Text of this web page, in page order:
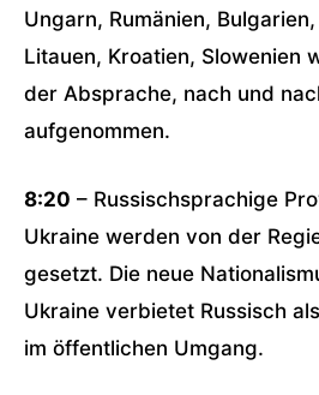
Ungarn, Rumänien,
Litauen, Kroatien, Slowenien
der Absprache, nach und
aufgenommen.
8:20 – Russischsprachige
Ukraine werden von der
gesetzt. Die neue
Ukraine verbietet Russisch
im öffentlichen Umgang.